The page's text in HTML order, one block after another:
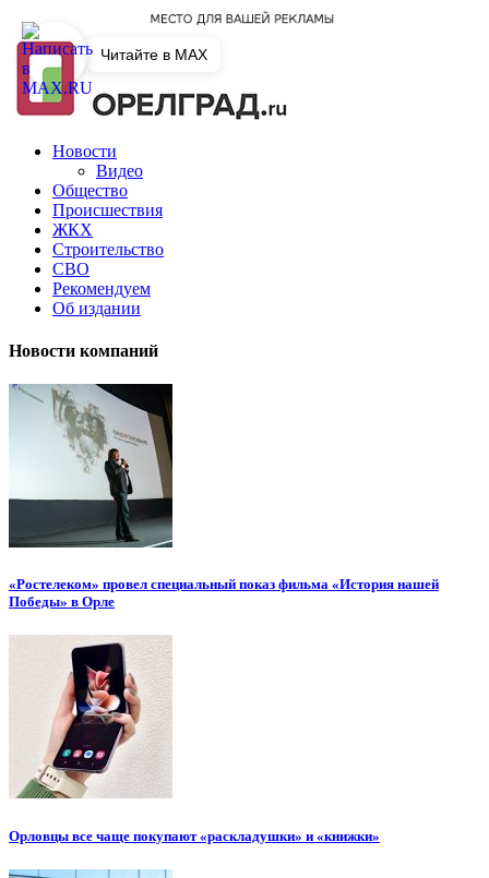
Новости
Видео
Общество
Происшествия
ЖКХ
Строительство
СВО
Рекомендуем
Об издании
Новости компаний
«Ростелеком» провел специальный показ фильма «История нашей
Победы» в Орле
Орловцы все чаще покупают «раскладушки» и «книжки»
Читайте в MAX